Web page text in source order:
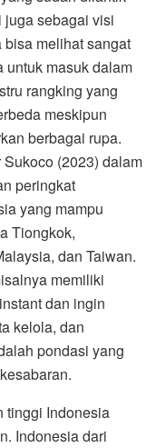
sebagai visi
bisa melihat sangat
untuk masuk dalam
rangking yang
meskipun
berbagai rupa.
(2023) dalam
peringkat
yang mampu
Tiongkok,
dan Taiwan.
memiliki
dan ingin
kelola, dan
pondasi yang
tinggi Indonesia
Indonesia dari